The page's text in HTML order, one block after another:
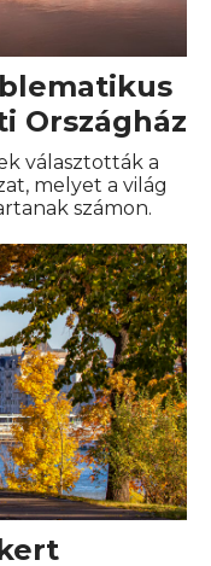
Országház
választották a
melyet a világ
számon.